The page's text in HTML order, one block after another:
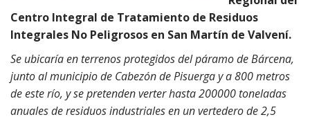
Centro Integral de Tratamiento de Residuos
Integrales No Peligrosos en San Martín de Valvení.
Se ubicaría en terrenos protegidos del páramo de Bárcena,
junto al municipio de Cabezón de Pisuerga y a 800 metros
de este río, y se pretenden verter hasta 200000 toneladas
anuales de residuos industriales en un vertedero de 2,5